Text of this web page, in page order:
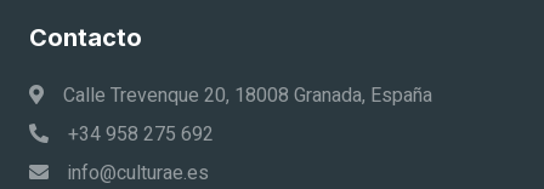
Contacto
Calle Trevenque 20, 18008 Granada, España
+34 958 275 692
info@culturae.es